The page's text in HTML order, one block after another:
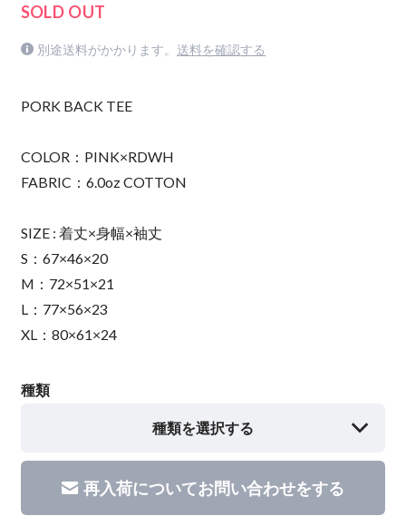
SOLD OUT
別途送料がかかります。 送料を確認する
PORK BACK TEE
COLOR：PINK×RDWH
FABRIC：6.0oz COTTON
SIZE : 着丈×身幅×袖丈
S：67×46×20
M：72×51×21
L：77×56×23
XL：80×61×24
種類
種類を選択する
再入荷についてお問い合わせをする